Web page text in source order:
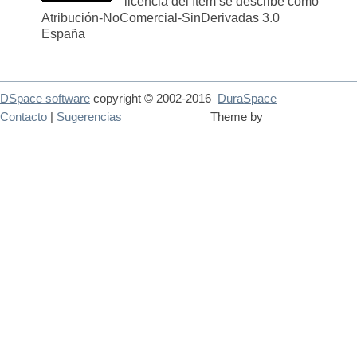
Atribución-NoComercial-SinDerivadas 3.0
España
DSpace software copyright © 2002-2016
DuraSpace
Theme by
Contacto Sugerencias